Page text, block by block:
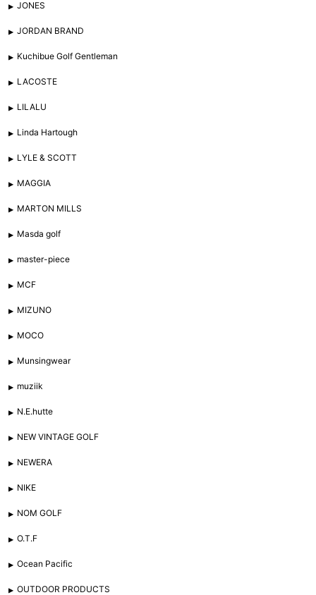
JONES
JORDAN BRAND
Kuchibue Golf Gentleman
LACOSTE
LILALU
Linda Hartough
LYLE & SCOTT
MAGGIA
MARTON MILLS
Masda golf
master-piece
MCF
MIZUNO
MOCO
Munsingwear
muziik
N.E.hutte
NEW VINTAGE GOLF
NEWERA
NIKE
NOM GOLF
O.T.F
Ocean Pacific
OUTDOOR PRODUCTS